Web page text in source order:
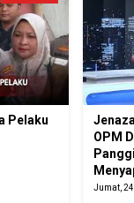
Pelaku
OPM
Jumat,